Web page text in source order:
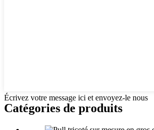
Écrivez votre message ici et envoyez-le nous
Catégories de produits